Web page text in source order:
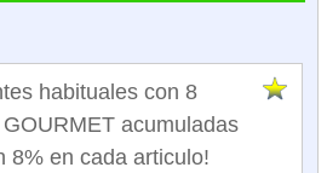
habituales con 8
acumuladas
8% en cada articulo!